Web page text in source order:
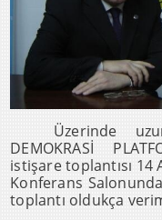
Üzerinde
DEMOKRASİ
istişare toplantısı 14
Konferans
toplantı oldukça